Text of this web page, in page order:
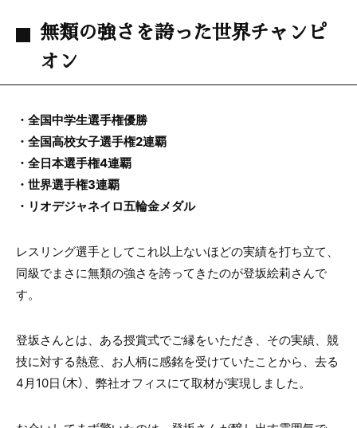
無類の強さを誇った世界チャンピ
オン
・全国中学生選手権優勝
・全国高校女子選手権2連覇
・全日本選手権4連覇
・世界選手権3連覇
・リオデジャネイロ五輪金メダル
レスリング選手としてこれ以上ないほどの実績を打ち立て、
同級でまさに無類の強さを誇ってきたのが登坂絵莉さんで
す。
登坂さんとは、ある授賞式でご縁をいただき、その実績、競
技に対する熱意、お人柄に感銘を受けていたことから、去る
4月10日（木）、弊社オフィスにて取材が実現しました。